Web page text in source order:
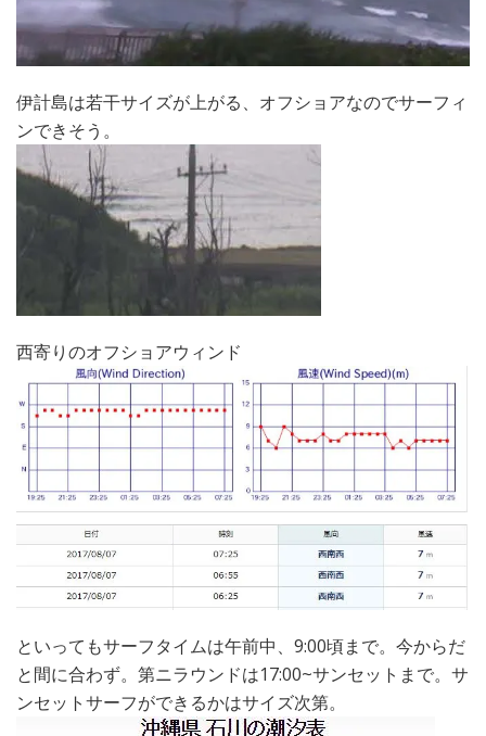
伊計島は若干サイズが上がる、オフショアなのでサーフィ
ンできそう。
西寄りのオフショアウィンド
といってもサーフタイムは午前中、9:00頃まで。今からだ
と間に合わず。第ニラウンドは17:00~サンセットまで。サ
ンセットサーフができるかはサイズ次第。